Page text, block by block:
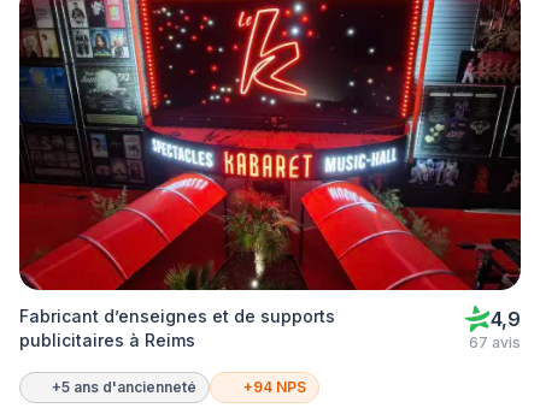
Fabricant d’enseignes et de supports
publicitaires à Reims
4,9
67 avis
+5 ans d'ancienneté +94 NPS